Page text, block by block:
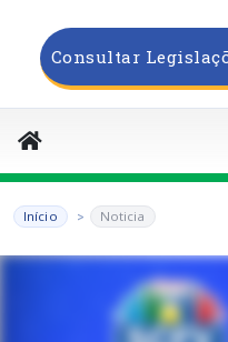
Consultar
Início Noticia